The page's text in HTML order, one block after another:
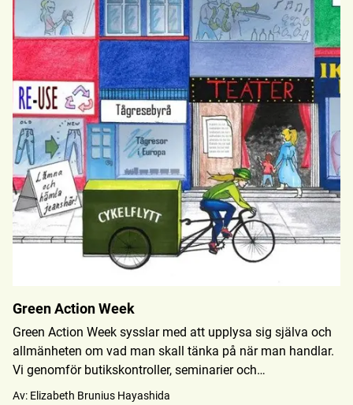
Green Action Week
Green Action Week sysslar med att upplysa sig själva och
allmänheten om vad man skall tänka på när man handlar.
Vi genomför butikskontroller, seminarier och
informationsbord, liksom aktiviteter för att främja
Av: Elizabeth Brunius Hayashida